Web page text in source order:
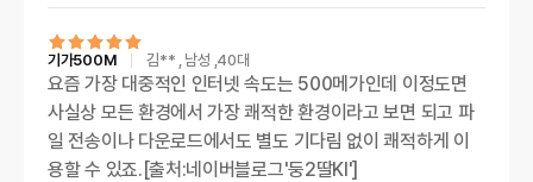
기가500M 김** , 남성 ,40대
요즘 가장 대중적인 인터넷 속도는 500메가인데 이정도면
사실상 모든 환경에서 가장 쾌적한 환경이라고 보면 되고 파
일 전송이나 다운로드에서도 별도 기다림 없이 쾌적하게 이
용할 수 있죠.[출처:네이버블로그'둥2딸KI']